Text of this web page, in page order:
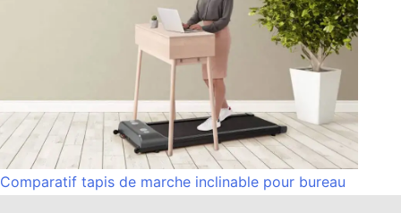
Comparatif tapis de marche inclinable pour bureau